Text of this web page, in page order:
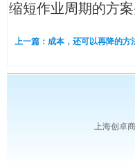
缩短作业周期的方
上一篇：成本，还可以再降的方
上海创卓